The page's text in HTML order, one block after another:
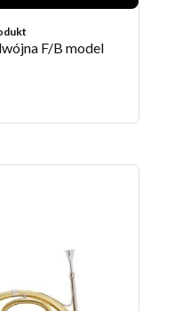
F/B model